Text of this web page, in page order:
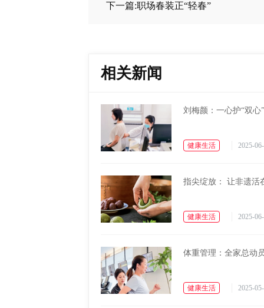
下一篇:​​​​职场春装正“轻春”
相关新闻
刘梅颜：一心护“双心”
健康生活 2025-
指尖绽放： 让非遗活
健康生活 2025-
体重管理：全家总动
健康生活 2025-